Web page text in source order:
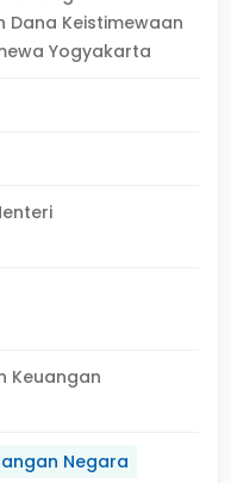
Dana Keistimewaan
Yogyakarta
Keuangan
Negara